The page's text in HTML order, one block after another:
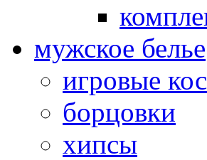
мужское белье
игровые
борцовки
хипсы